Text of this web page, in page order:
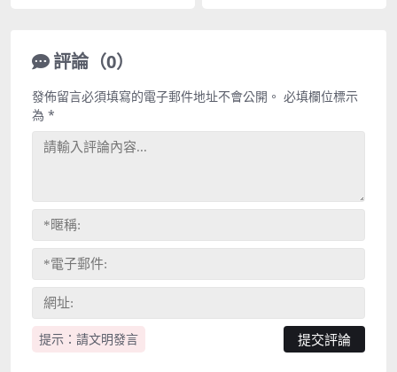
評論（0）
提示：請文明發言
發佈留言必須填寫的電子郵件地址不會公開。 必填欄位標示
為 *